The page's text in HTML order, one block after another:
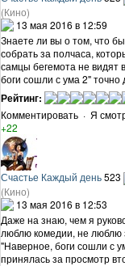
(Кино)
13 мая 2016 в 12:59
Знаете ли вы о том, что
собрать за полчаса,
самцы бегемота не видят
боги сошли с ума 2" точно
Рейтинг:
Комментировать · Я
+22
Счастье Каждый день523
(Кино)
13 мая 2016 в 12:53
Даже на знаю, чем я
люблю комедии, не люблю
"Наверное, боги сошли с
принялась за просмотр